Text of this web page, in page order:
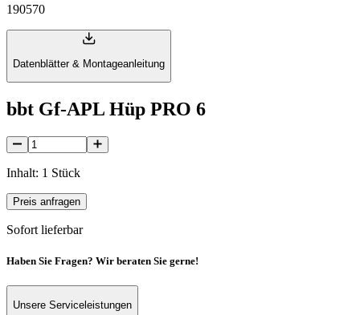
190570
Datenblätter & Montageanleitung
bbt Gf-APL Hüp PRO 6
Inhalt: 1 Stück
Preis anfragen
Sofort lieferbar
Haben Sie Fragen? Wir beraten Sie gerne!
Unsere Serviceleistungen